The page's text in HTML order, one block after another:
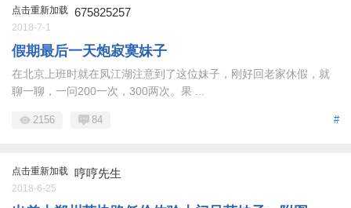
点击重新加载 675825257
2018-7-1
假期最后一天炮寂寞妹子
在北京上班时就在凤江湖注意到了这位妹子，刚好回老家休假，就
聊一聊，一问200一次，300两次。果 ...
#
2156 84
点击重新加载 哼哼先生
2018-6-25